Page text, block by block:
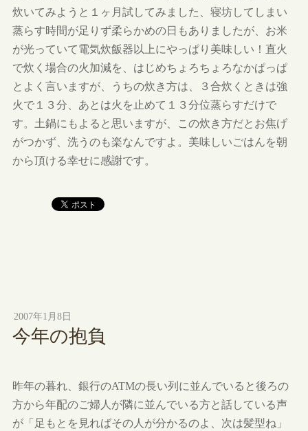
炊いてみようと１ヶ月試してみました、寝坊してしまい
蒸らす時間が足りず柔らかめの日もありましたが、お米
が光っていて電気炊飯器以上にやっぱり美味しい！直火
で炊く場合の火加減を、はじめちょろちょろなかぱっぱ
とよく言いますが、うちの炊き方は、３合炊くときは強
火で１３分、あとは火を止めて１３分位蒸らすだけで
す。土鍋にもよると思いますが、この炊き方だとお焦げ
がつかず、洗うのも楽なんですよ。美味しいごはんを朝
から頂ける幸せに感謝です。
2007年1月8日
今年の抱負
昨年の暮れ、銀行のATMの長い列に並んでいると後ろの
方から年配のご婦人が隣に並んでいる方と話している声
が「足もとを見ればその人が分かるのよ、次は髪型ね」